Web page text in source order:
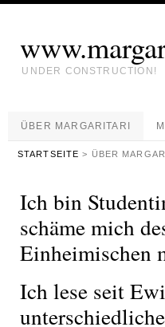
UNDER CONSTRUCTION!
ÜBER MARGARITARI
STARTSEITE > ÜBER
Ich bin
schäme mich
Einheimischen
Ich lese seit